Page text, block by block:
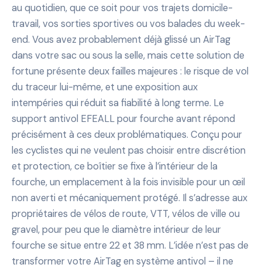
au quotidien, que ce soit pour vos trajets domicile-
travail, vos sorties sportives ou vos balades du week-
end. Vous avez probablement déjà glissé un AirTag
dans votre sac ou sous la selle, mais cette solution de
fortune présente deux failles majeures : le risque de vol
du traceur lui-même, et une exposition aux
intempéries qui réduit sa fiabilité à long terme. Le
support antivol EFEALL pour fourche avant répond
précisément à ces deux problématiques. Conçu pour
les cyclistes qui ne veulent pas choisir entre discrétion
et protection, ce boîtier se fixe à l’intérieur de la
fourche, un emplacement à la fois invisible pour un œil
non averti et mécaniquement protégé. Il s’adresse aux
propriétaires de vélos de route, VTT, vélos de ville ou
gravel, pour peu que le diamètre intérieur de leur
fourche se situe entre 22 et 38 mm. L’idée n’est pas de
transformer votre AirTag en système antivol – il ne